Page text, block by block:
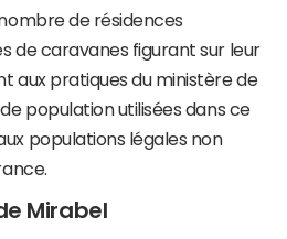
de résidences
de caravanes figurant sur leur
aux pratiques du ministère de
population utilisées dans ce
populations légales non
Mirabel